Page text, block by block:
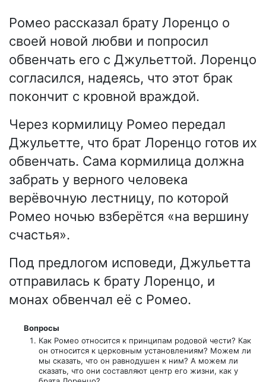
Ромео рассказал брату Лоренцо о
своей новой любви и попросил
обвенчать его с Джульеттой. Лоренцо
согласился, надеясь, что этот брак
покончит с кровной враждой.
Через кормилицу Ромео передал
Джульетте, что брат Лоренцо готов их
обвенчать. Сама кормилица должна
забрать у верного человека
верёвочную лестницу, по которой
Ромео ночью взберётся «на вершину
счастья».
Под предлогом исповеди, Джульетта
отправилась к брату Лоренцо, и
монах обвенчал её с Ромео.
Вопросы
Как Ромео относится к принципам родовой чести? Как
он относится к церковным установлениям? Можем ли
мы сказать, что он равнодушен к ним? А можем ли
сказать, что они составляют центр его жизни, как у